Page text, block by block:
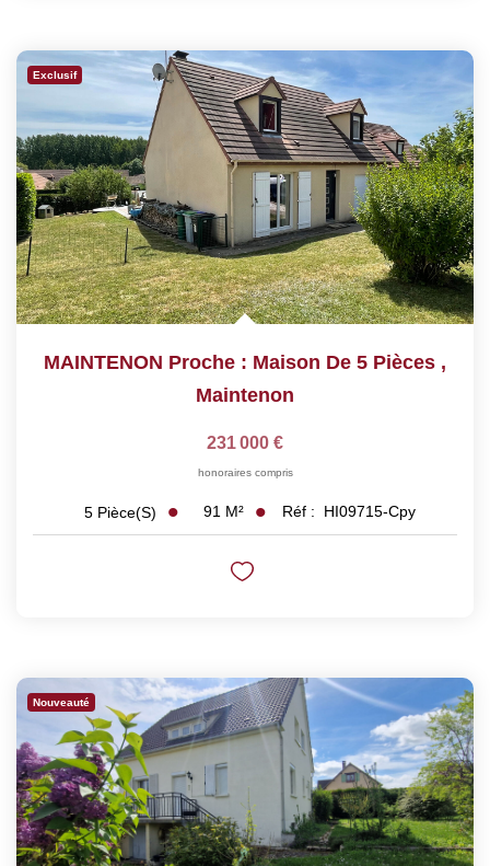
Exclusif
MAINTENON Proche : Maison De 5 Pièces ,
Maintenon
231 000 €
honoraires compris
5 Pièce(s) 91 M² Réf : HI09715-Cpy
Nouveauté